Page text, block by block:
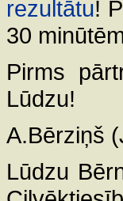
rezultātu!
30
Pirms
Lūdzu!
A.Bērziņš
Lūdzu